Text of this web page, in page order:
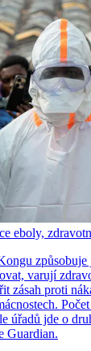
eboly,
varují
zásah proti
úřadů jde o
Guardian.